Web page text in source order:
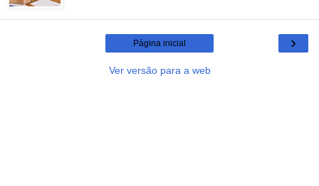
›
Página inicial
Ver versão para a web